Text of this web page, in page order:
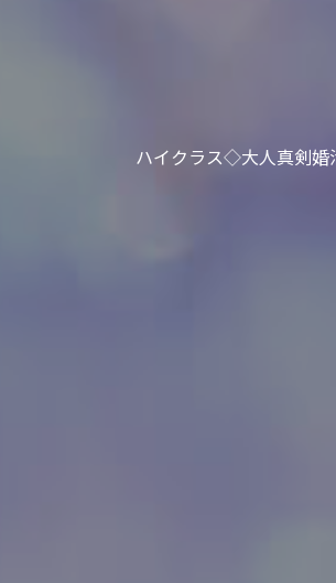
ハイクラス◇大人真剣婚